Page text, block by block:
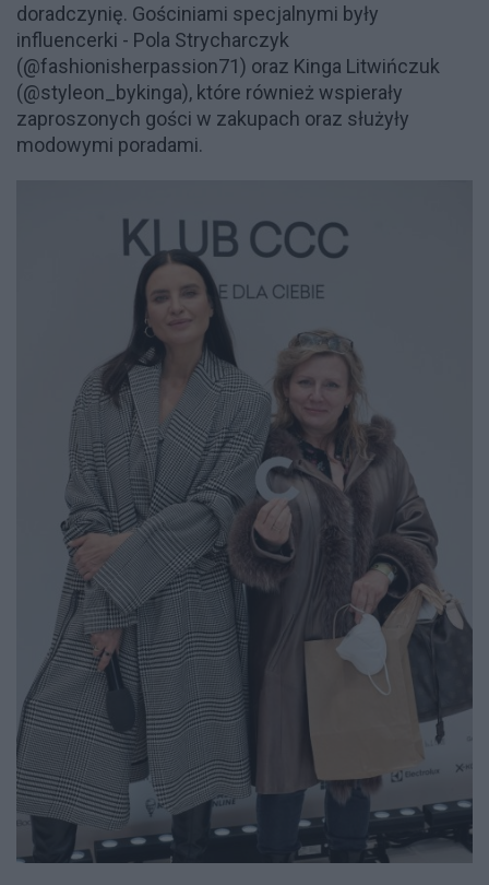
doradczynię. Gościniami specjalnymi były
influencerki - Pola Strycharczyk
(@fashionisherpassion71) oraz Kinga Litwińczuk
(@styleon_bykinga), które również wspierały
zaproszonych gości w zakupach oraz służyły
modowymi poradami.